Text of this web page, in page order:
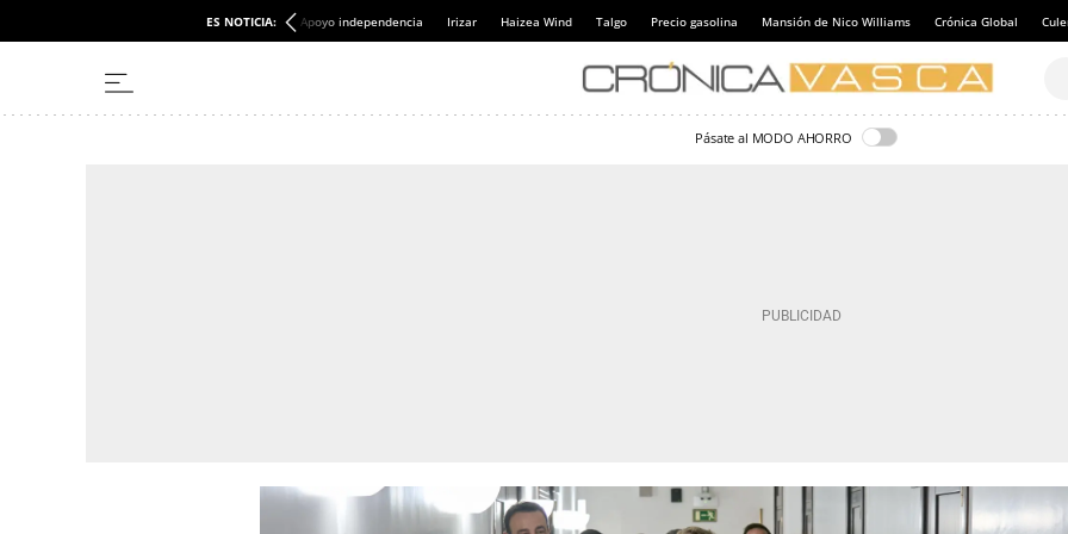
ES NOTICIA: Apoyo independencia Irizar Haizea Wind Talgo Precio gasolina Mansión de Nico Williams Crónica Global
Pásate al MODO AHORRO